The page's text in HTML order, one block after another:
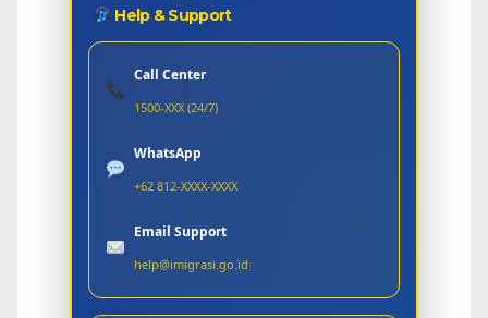
Help & Support
Call Center
1500-XXX (24/7)
WhatsApp
+62 812-XXXX-XXXX
Email Support
help@imigrasi.go.id